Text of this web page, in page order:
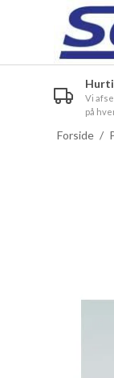
Vi
på
Forside /